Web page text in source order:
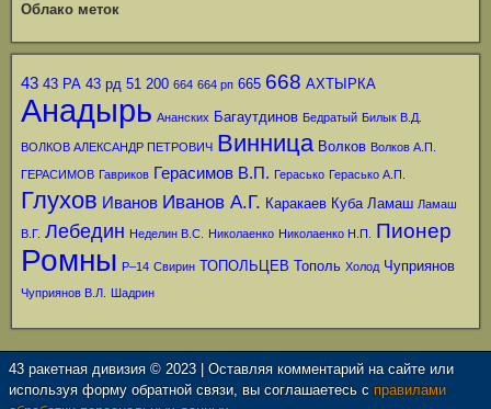
Облако меток
43 43 РА 43 рд 51 200 664 664 рп 665 668 АХТЫРКА
Анадырь Ананских Багаутдинов Бедратый Билык В.Д.
ВОЛКОВ АЛЕКСАНДР ПЕТРОВИЧ Винница Волков Волков А.П.
ГЕРАСИМОВ Гавриков Герасимов В.П. Герасько Герасько А.П.
Глухов Иванов Иванов А.Г. Каракаев Куба Ламаш Ламаш
В.Г. Лебедин Неделин В.С. Николаенко Николаенко Н.П. Пионер
Ромны Р–14 Свирин ТОПОЛЬЦЕВ Тополь Холод Чуприянов
Чуприянов В.Л. Шадрин
43 ракетная дивизия © 2023 | Оставляя комментарий на сайте или
используя форму обратной связи, вы соглашаетесь с правилами